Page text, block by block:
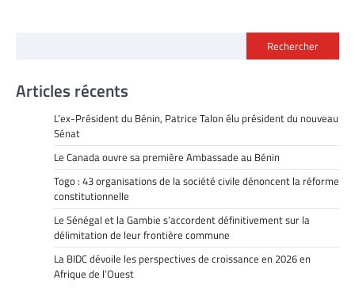
Rechercher
Articles récents
L’ex-Président du Bénin, Patrice Talon élu président du nouveau
Sénat
Le Canada ouvre sa première Ambassade au Bénin
Togo : 43 organisations de la société civile dénoncent la réforme
constitutionnelle
Le Sénégal et la Gambie s’accordent définitivement sur la
délimitation de leur frontière commune
La BIDC dévoile les perspectives de croissance en 2026 en
Afrique de l’Ouest